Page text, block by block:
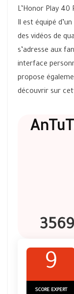
L’Honor Play
Il est équipé
des vidéos de
s’adresse aux
interface
propose
découvrir sur
9
SCORE EXPERT